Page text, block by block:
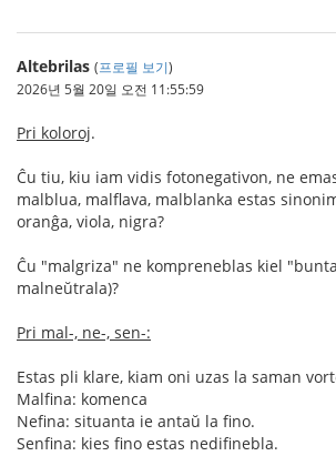
Altebrilas (프로필 보기)
2026년 5월 20일 오전 11:55:59
Pri koloroj.
Ĉu tiu, kiu iam vidis fotonegativon, ne
malblua, malflava, malblanka estas
oranĝa, viola, nigra?
Ĉu "malgriza" ne kompreneblas kiel
malneŭtrala)?
Pri mal-, ne-, sen-:
Estas pli klare, kiam oni uzas la saman
Malfina: komenca
Nefina: situanta ie antaŭ la fino.
Senfina: kies fino estas nedifinebla.